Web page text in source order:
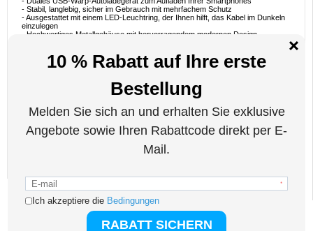
- Stabil, langlebig, sicher im Gebrauch mit mehrfachem Schutz
- Ausgestattet mit einem LED-Leuchtring, der Ihnen hilft, das Kabel im Dunkeln
einzulegen
- Hochwertiges Metallgehäuse mit hervorragendem modernen Design
Spezifikationen:
- Leistung: bis zu 65W
- USB 1 Ausgang: DC 4.5-12V/1.5-6.5A
- USB 2 Ausgang: DC 5V/2.4A max
- Material: Metall und ABS
Verpackung: Euroblister
EXPRESSVERSAND